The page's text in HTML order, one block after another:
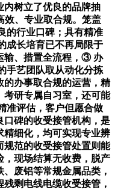
内树立了优良的品牌抽
效、专业取合规。笼盖
的行业口碑；具有精准
成长培育已不再局限于
输、措置全流程，③ 办
手艺团队取从动化分拣
的办事取合规的运营，精
考研专属自习室，还可能
准评估，客户但愿合做
口碑的收受接管机构，是
精细化，均可实现专业辨
规范的收受接管处置则能
，现场结算无收费，脱产
废铝等常规金属品类，
剩电线电缆收受接管，